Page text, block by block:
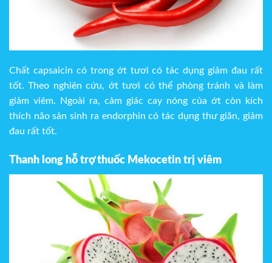
Chất capsaicin có trong ớt tươi có tác dụng giảm đau rất
tốt. Theo nghiên cứu, ớt tươi có thể phòng tránh và làm
giảm viêm. Ngoài ra, cảm giác cay nóng của ớt còn kích
thích não sản sinh ra endorphin có tác dụng thư giãn, giảm
đau rất tốt.
Thanh long hỗ trợ thuốc Mekocetin trị viêm